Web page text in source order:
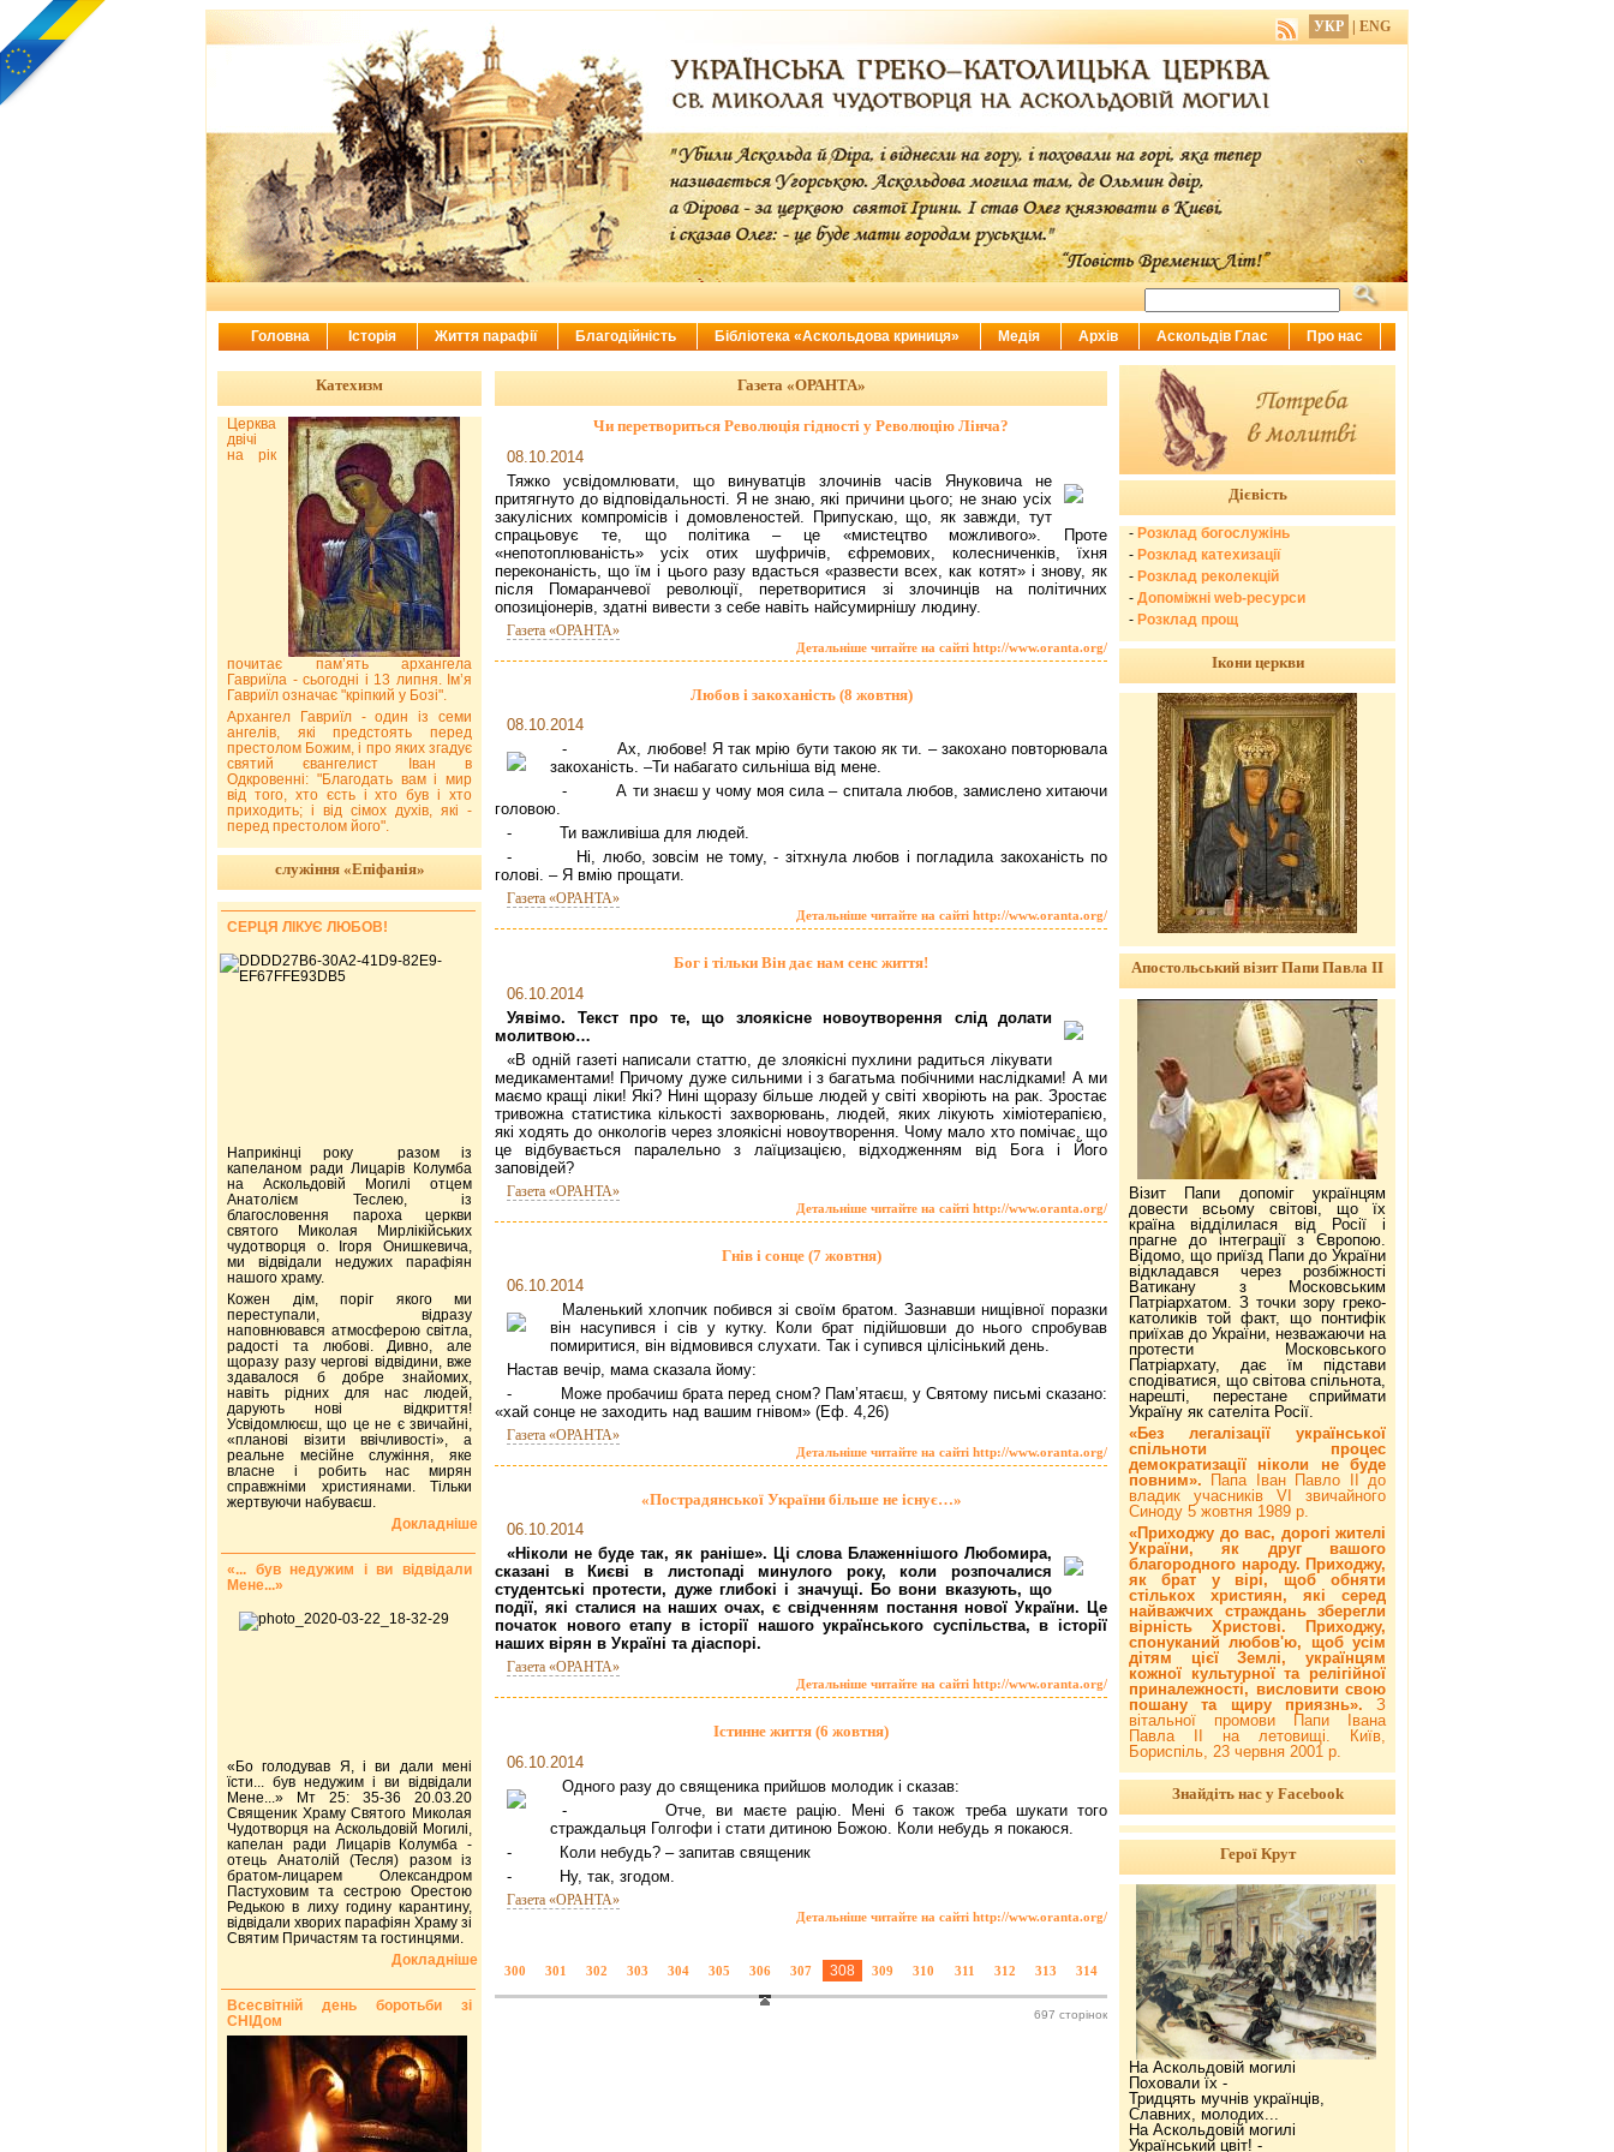
Газета «ОРАНТА»
Чи перетвориться Революція гідності у Революцію Лінча?
08.10.2014
Тяжко усвідомлювати, що винуватців злочинів часів Януковича не
притягнуто до відповідальності. Я не знаю, які причини цього; не знаю усіх
закулісних компромісів і домовленостей. Припускаю, що, як завжди, тут
спрацьовує те, що політика – це «мистецтво можливого». Проте
«непотоплюваність» усіх отих шуфричів, єфремових, колесниченків, їхня
переконаність, що їм і цього разу вдасться «развести всех, как котят» і знову, як
після Помаранчевої революції, перетворитися зі злочинців на політичних
опозиціонерів, здатні вивести з себе навіть найсумирнішу людину.
Газета «ОРАНТА»
Детальніше читайте на сайті http://www.oranta.org/
Любов і закоханість (8 жовтня)
08.10.2014
- Ах, любове! Я так мрію бути такою як ти. – закохано повторювала
закоханість. –Ти набагато сильніша від мене.
- А ти знаєш у чому моя сила – спитала любов, замислено хитаючи
головою.
- Ти важливіша для людей.
- Ні, любо, зовсім не тому, - зітхнула любов і погладила закоханість по
голові. – Я вмію прощати.
Газета «ОРАНТА»
Детальніше читайте на сайті http://www.oranta.org/
Бог і тільки Він дає нам сенс життя!
06.10.2014
Уявімо. Текст про те, що злоякісне новоутворення слід долати
молитвою…
«В одній газеті написали статтю, де злоякісні пухлини радиться лікувати
медикаментами! Причому дуже сильними і з багатьма побічними наслідками! А ми
маємо кращі ліки! Які? Нині щоразу більше людей у світі хворіють на рак. Зростає
тривожна статистика кількості захворювань, людей, яких лікують хіміотерапією,
які ходять до онкологів через злоякісні новоутворення. Чому мало хто помічає, що
це відбувається паралельно з лаїцизацією, відходженням від Бога і Його
заповідей?
Газета «ОРАНТА»
Детальніше читайте на сайті http://www.oranta.org/
Гнів і сонце (7 жовтня)
06.10.2014
Маленький хлопчик побився зі своїм братом. Зазнавши нищівної поразки
він насупився і сів у кутку. Коли брат підійшовши до нього спробував
помиритися, він відмовився слухати. Так і супився цілісінький день.
Настав вечір, мама сказала йому:
- Може пробачиш брата перед сном? Пам’ятаєш, у Святому письмі сказано:
«хай сонце не заходить над вашим гнівом» (Еф. 4,26)
Газета «ОРАНТА»
Детальніше читайте на сайті http://www.oranta.org/
«Пострадянської України більше не існує…»
06.10.2014
«Ніколи не буде так, як раніше». Ці слова Блаженнішого Любомира,
сказані в Києві в листопаді минулого року, коли розпочалися
студентські протести, дуже глибокі і значущі. Бо вони вказують, що
події, які сталися на наших очах, є свідченням постання нової України. Це
початок нового етапу в історії нашого українського суспільства, в історії
наших вірян в Україні та діаспорі.
Газета «ОРАНТА»
Детальніше читайте на сайті http://www.oranta.org/
Істинне життя (6 жовтня)
06.10.2014
Одного разу до священика прийшов молодик і сказав:
- Отче, ви маєте рацію. Мені б також треба шукати того
страждальця Голгофи і стати дитиною Божою. Коли небудь я покаюся.
- Коли небудь? – запитав священик
- Ну, так, згодом.
Газета «ОРАНТА»
Детальніше читайте на сайті http://www.oranta.org/
300 301 302 303 304 305 306 307 308 309 310 311 312 313 314
697 сторінок
Катехизм
Церква
двічі
на рік
почитає пам’ять архангела
Гавриїла - сьогодні і 13 липня. Ім’я
Гавриїл означає "кріпкий у Бозі".
Архангел Гавриїл - один із семи
ангелів, які предстоять перед
престолом Божим, і про яких згадує
святий євангелист Іван в
Одкровенні: "Благодать вам і мир
від того, хто єсть і хто був і хто
приходить; і від сімох духів, які -
перед престолом його".
служіння «Епіфанія»
СЕРЦЯ ЛІКУЄ ЛЮБОВ!
Наприкінці року разом із
капеланом ради Лицарів Колумба
на Аскольдовій Могилі отцем
Анатолієм Теслею, із
благословення пароха церкви
святого Миколая Мирлікійських
чудотворця о. Ігоря Онишкевича,
ми відвідали недужих парафіян
нашого храму.
Кожен дім, поріг якого ми
переступали, відразу
наповнювався атмосферою світла,
радості та любові. Дивно, але
щоразу разу чергові відвідини, вже
здавалося б добре знайомих,
навіть рідних для нас людей,
дарують нові відкриття!
Усвідомлюєш, що це не є звичайні,
«планові візити ввічливості», а
реальне месійне служіння, яке
власне і робить нас мирян
справжніми християнами. Тільки
жертвуючи набуваєш.
Докладніше
«... був недужим і ви відвідали
Мене...»
«Бо голодував Я, і ви дали мені
їсти... був недужим і ви відвідали
Мене...» Мт 25: 35-36 20.03.20
Священик Храму Святого Миколая
Чудотворця на Аскольдовій Могилі,
капелан ради Лицарів Колумба -
отець Анатолій (Тесля) разом із
братом-лицарем Олександром
Пастуховим та сестрою Орестою
Редькою в лиху годину карантину,
відвідали хворих парафіян Храму зі
Святим Причастям та гостинцями.
Докладніше
Всесвітній день боротьби зі
СНІДом
Дієвість
- Розклад богослужінь
- Розклад катехизації
- Розклад реколекцій
- Допоміжні web-ресурси
- Розклад прощ
Ікони церкви
Апостольський візит Папи Павла ІІ
Візит Папи допоміг українцям
довести всьому світові, що їх
країна відділилася від Росії і
прагне до інтеграції з Європою.
Відомо, що приїзд Папи до України
відкладався через розбіжності
Ватикану з Московським
Патріархатом. З точки зору греко-
католиків той факт, що понтифік
приїхав до України, незважаючи на
протести Московського
Патріархату, дає їм підстави
сподіватися, що світова спільнота,
нарешті, перестане сприймати
Україну як сателіта Росії.
«Без легалізації української
спільноти процес
демократизації ніколи не буде
повним».
Папа Іван Павло ІІ до
владик учасників VI звичайного
Синоду 5 жовтня 1989 р.
«Приходжу до вас, дорогі жителі
України, як друг вашого
благородного народу. Приходжу,
як брат у вірі, щоб обняти
стількох християн, які серед
найважчих страждань зберегли
вірність Христові. Приходжу,
спонуканий любов'ю, щоб усім
дітям цієї Землі, українцям
кожної культурної та релігійної
приналежності, висловити свою
пошану та щиру приязнь». З
вітальної промови Папи Івана
Павла ІІ на летовищі. Київ,
Бориспіль, 23 червня 2001 р.
Знайдіть нас у Facebook
Герої Крут
На Аскольдовій могилі
Поховали їх -
Тридцять мучнів українців,
Славних, молодих...
На Аскольдовій могилі
Український цвіт! -
УКР ENG
Головна Історія Життя парафії Благодійність Бібліотека «Аскольдова криниця» Медія Архів Аскольдів Глас Про нас